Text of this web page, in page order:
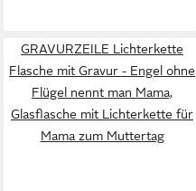
GRAVURZEILE Lichterkette
Flasche mit Gravur - Engel ohne
Flügel nennt man Mama,
Glasflasche mit Lichterkette für
Mama zum Muttertag